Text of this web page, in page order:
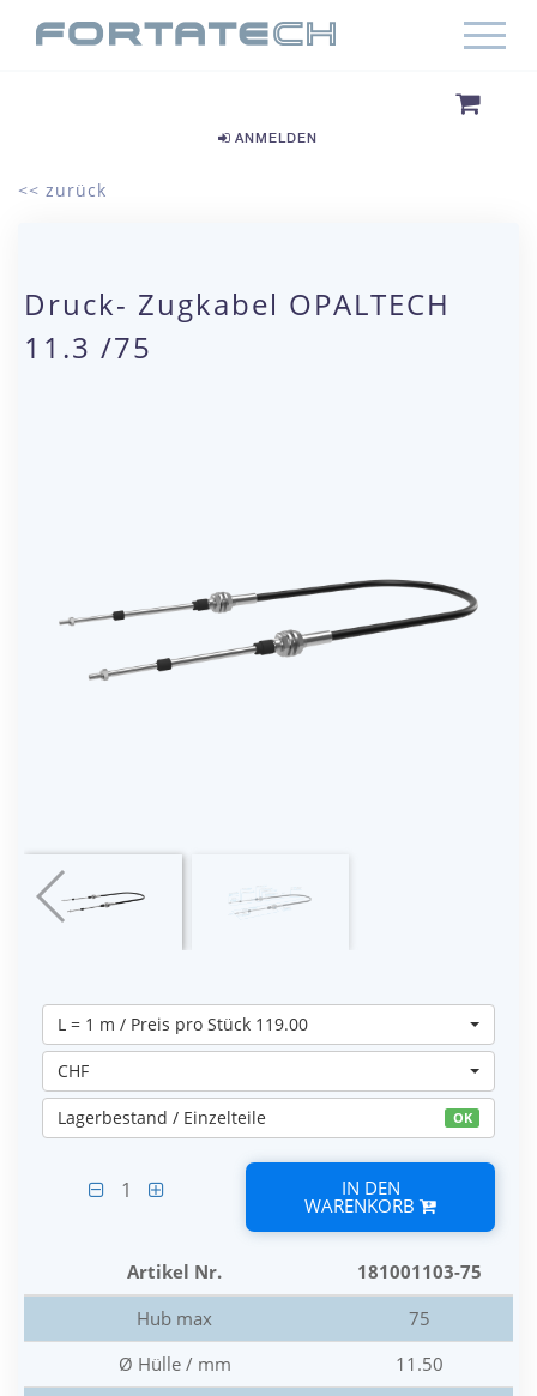
ANMELDEN
<< zurück
Druck- Zugkabel OPALTECH
11.3 /75
L = 1 m / Preis pro Stück 119.00
CHF
Lagerbestand / Einzelteile OK
1 IN DEN
WARENKORB
Artikel Nr.
181001103-75
Hub max
75
Ø Hülle / mm
11.50